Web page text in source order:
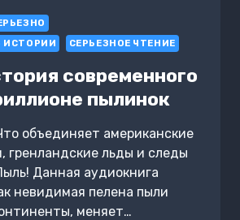
ИСТОРИИ
СЕРЬЕЗНОЕ ЧТЕНИЕ
современного
пылинок
объединяет американские
гренландские льды и следы
Данная аудиокнига
невидимая пелена пыли
меняет…